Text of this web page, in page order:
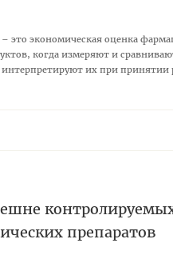
это экономическая оценка
когда измеряют и
интерпретируют их при
препаратов